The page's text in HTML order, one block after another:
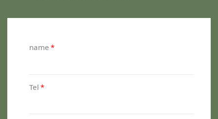
name *
Tel *